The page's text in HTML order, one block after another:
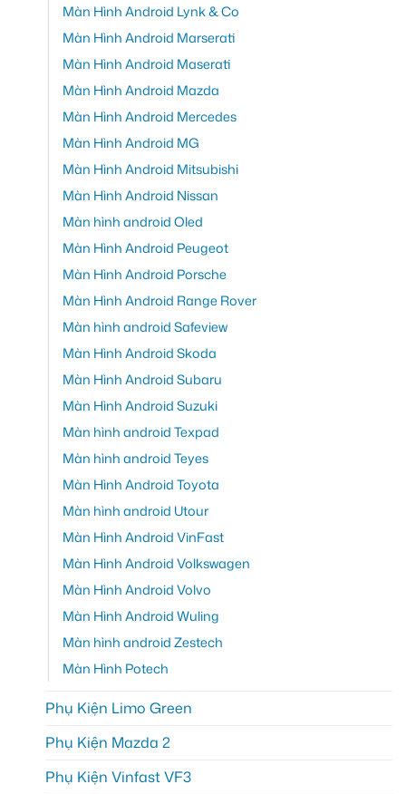
Màn Hình Android Lynk & Co
Màn Hình Android Marserati
Màn Hình Android Maserati
Màn Hình Android Mazda
Màn Hình Android Mercedes
Màn Hình Android MG
Màn Hình Android Mitsubishi
Màn Hình Android Nissan
Màn hình android Oled
Màn Hình Android Peugeot
Màn Hình Android Porsche
Màn Hình Android Range Rover
Màn hình android Safeview
Màn Hình Android Skoda
Màn Hình Android Subaru
Màn Hình Android Suzuki
Màn hình android Texpad
Màn hình android Teyes
Màn Hình Android Toyota
Màn hình android Utour
Màn Hình Android VinFast
Màn Hình Android Volkswagen
Màn Hình Android Volvo
Màn Hình Android Wuling
Màn hình android Zestech
Màn Hình Potech
Phụ Kiện Limo Green
Phụ Kiện Mazda 2
Phụ Kiện Vinfast VF3